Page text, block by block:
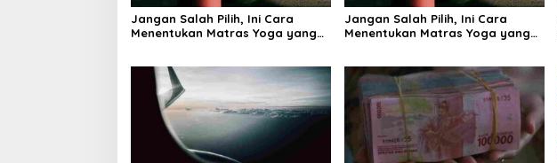
Jangan Salah Pilih, Ini Cara
Menentukan Matras Yoga yang
Jangan Salah Pilih, Ini Cara
Menentukan Matras Yoga yang